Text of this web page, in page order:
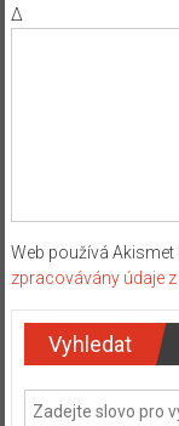
Δ
Web používá
zpracovávány údaje z
Vyhledat